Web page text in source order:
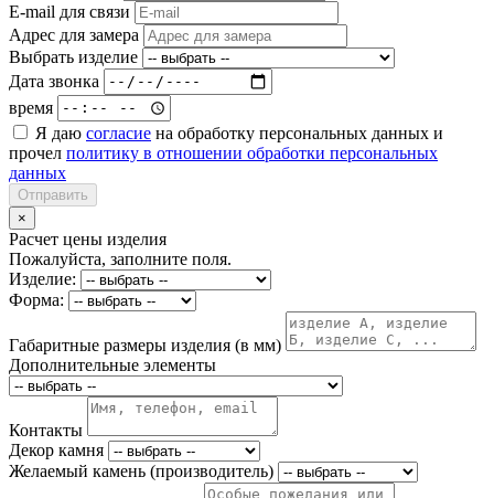
E-mail для связи
Адрес для замера
Выбрать изделие
Дата звонка
время
Я даю согласие на обработку персональных данных и
прочел политику в отношении обработки персональных
данных
Отправить
×
Расчет цены изделия
Пожалуйста, заполните поля.
Изделие:
Форма:
Габаритные размеры изделия (в мм)
Дополнительные элементы
Контакты
Декор камня
Желаемый камень (производитель)